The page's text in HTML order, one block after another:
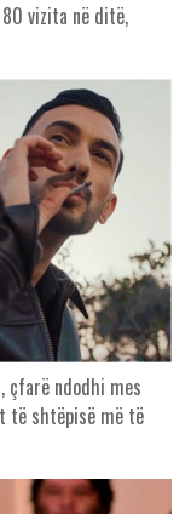
vizita në ditë,
çfarë ndodhi mes
të shtëpisë më të